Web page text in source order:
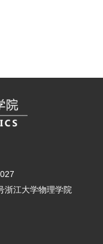
浙江大学物理学院